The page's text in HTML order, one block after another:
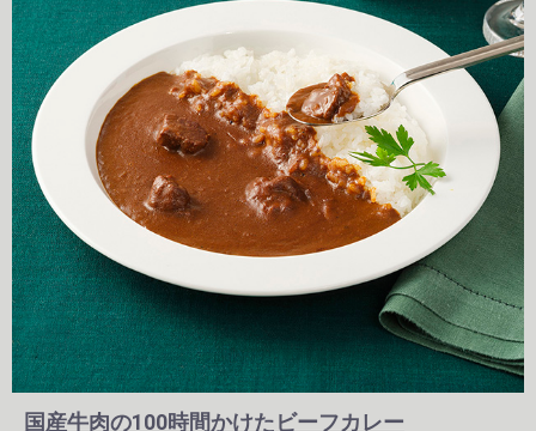
国産牛肉の100時間かけたビーフカレー